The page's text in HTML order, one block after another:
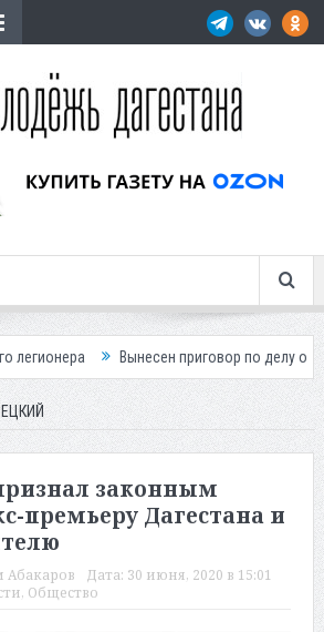
Вынесен приговор по делу о
законным
премьеру Дагестана и
Абакаров Дата: 30 июня, 2020 в 15:01
, Общество